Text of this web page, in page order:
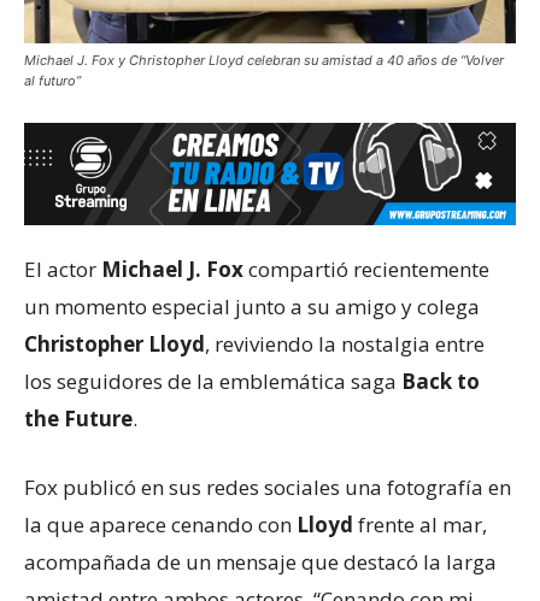
Michael J. Fox y Christopher Lloyd celebran su amistad a 40 años de “Volver
al futuro”
El actor Michael J. Foxcompartió recientemente
un momento especial junto a su amigo y colega
Christopher Lloyd, reviviendo la nostalgia entre
los seguidores de la emblemática saga Back to
the Future.
Fox publicó en sus redes sociales una fotografía en
la que aparece cenando con Lloyd frente al mar,
acompañada de un mensaje que destacó la larga